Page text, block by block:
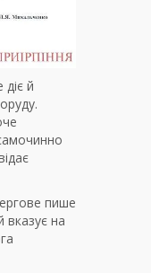
й
пише
вказує на